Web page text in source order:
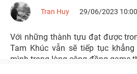
Tran Huy 29/06/2023
Với những thành tựu đạt được
Tam Khúc vẫn sẽ tiếp tục
mình trong lòng cộng đồng game